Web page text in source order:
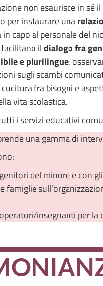
non esaurisce in sé
per instaurare una
capo al personale del
ildialogo fra
e plurilingue,
sugli scambi
fra bisogni e
vita scolastica.
i servizi educativi
una gamma di
del minore e con
famiglie
insegnanti per la